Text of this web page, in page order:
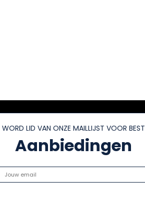
WORD LID VAN ONZE MAILLIJST VOOR BEST
Aanbiedingen